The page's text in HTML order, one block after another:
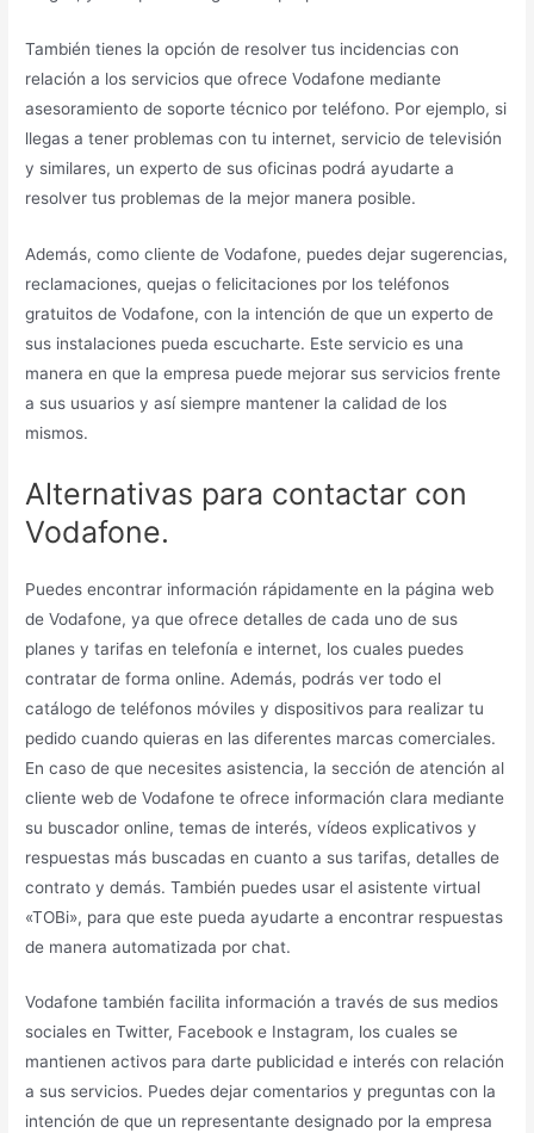
También tienes la opción de resolver tus incidencias con
relación a los servicios que ofrece Vodafone mediante
asesoramiento de soporte técnico por teléfono. Por ejemplo, si
llegas a tener problemas con tu internet, servicio de televisión
y similares, un experto de sus oficinas podrá ayudarte a
resolver tus problemas de la mejor manera posible.
Además, como cliente de Vodafone, puedes dejar sugerencias,
reclamaciones, quejas o felicitaciones por los teléfonos
gratuitos de Vodafone, con la intención de que un experto de
sus instalaciones pueda escucharte. Este servicio es una
manera en que la empresa puede mejorar sus servicios frente
a sus usuarios y así siempre mantener la calidad de los
mismos.
Alternativas para contactar con
Vodafone.
Puedes encontrar información rápidamente en la página web
de Vodafone, ya que ofrece detalles de cada uno de sus
planes y tarifas en telefonía e internet, los cuales puedes
contratar de forma online. Además, podrás ver todo el
catálogo de teléfonos móviles y dispositivos para realizar tu
pedido cuando quieras en las diferentes marcas comerciales.
En caso de que necesites asistencia, la sección de atención al
cliente web de Vodafone te ofrece información clara mediante
su buscador online, temas de interés, vídeos explicativos y
respuestas más buscadas en cuanto a sus tarifas, detalles de
contrato y demás. También puedes usar el asistente virtual
«TOBi», para que este pueda ayudarte a encontrar respuestas
de manera automatizada por chat.
Vodafone también facilita información a través de sus medios
sociales en Twitter, Facebook e Instagram, los cuales se
mantienen activos para darte publicidad e interés con relación
a sus servicios. Puedes dejar comentarios y preguntas con la
intención de que un representante designado por la empresa